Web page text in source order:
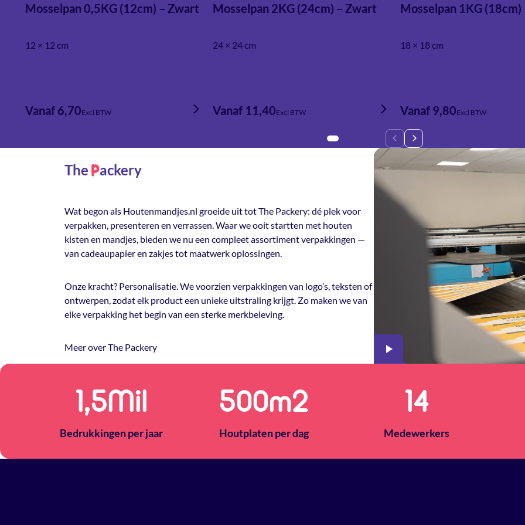
Mosselpan 0,5KG (12cm) – Zwart
12 × 12 cm
Vanaf 6,70Excl BTW
Mosselpan 2KG (24cm) – Zwart
24 × 24 cm
Vanaf 11,40Excl BTW
Mosselpan 1KG
18 × 18 cm
Vanaf 9,80Excl BTW
The Packery
Wat begon als Houtenmandjes.nl groeide uit tot The Packery: dé plek voor
verpakken, presenteren en verrassen. Waar we ooit startten met houten
kisten en mandjes, bieden we nu een compleet assortiment verpakkingen —
van cadeaupapier en zakjes tot maatwerk oplossingen.
Onze kracht? Personalisatie. We voorzien verpakkingen van logo’s, teksten of
ontwerpen, zodat elk product een unieke uitstraling krijgt. Zo maken we van
elke verpakking het begin van een sterke merkbeleving.
Meer over The Packery
1,5Mil
Bedrukkingen per jaar
500m2
Houtplaten per dag
14
Medewerkers